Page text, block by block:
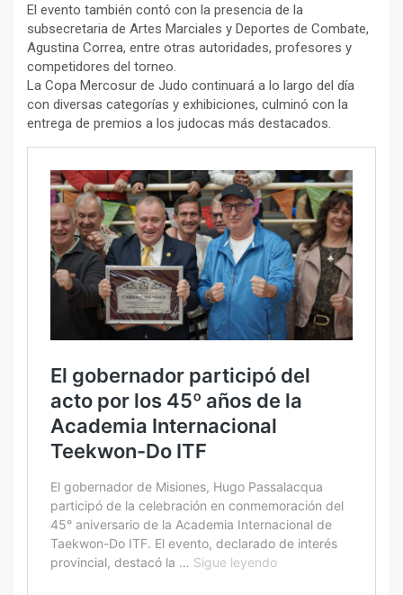
El evento también contó con la presencia de la
subsecretaria de Artes Marciales y Deportes de Combate,
Agustina Correa, entre otras autoridades, profesores y
competidores del torneo.
La Copa Mercosur de Judo continuará a lo largo del día
con diversas categorías y exhibiciones, culminó con la
entrega de premios a los judocas más destacados.